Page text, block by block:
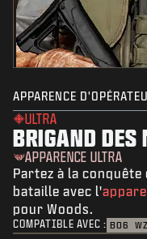
APPARENCE
ULTRA
BRIGAND DES
APPARENCE ULTRA
Partez à la conquête
bataille avec l'
pour Woods.
COMPATIBLE AVEC : BO6 WZ